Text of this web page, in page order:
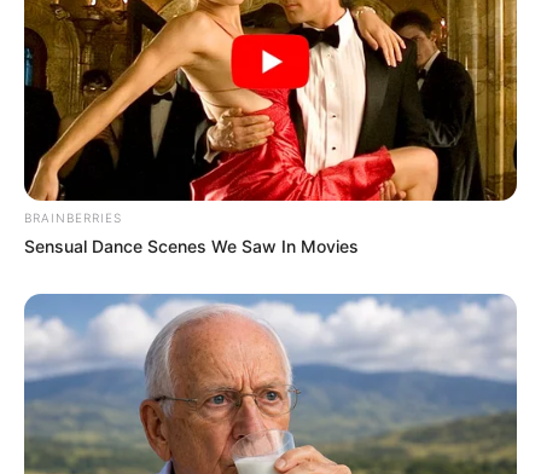
BRAINBERRIES
Sensual Dance Scenes We Saw In Movies